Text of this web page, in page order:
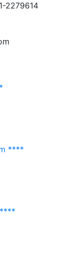
2279614
****